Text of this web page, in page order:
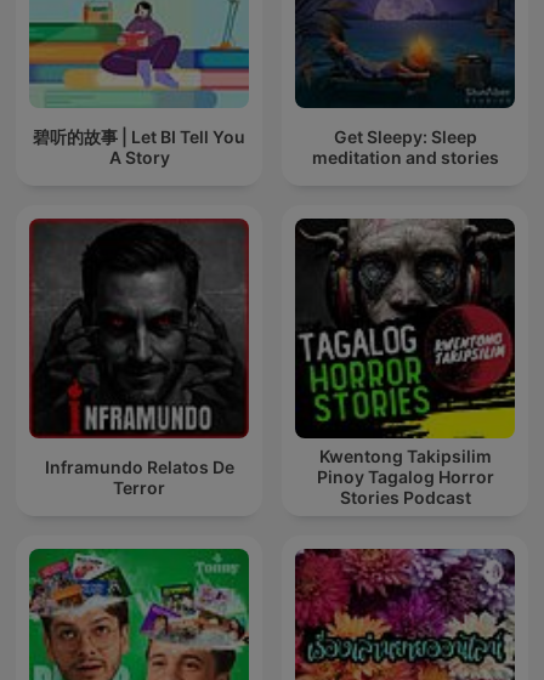
Get Sleepy: Sleep
meditation and stories
碧听的故事 | Let BI Tell You
A Story
Kwentong Takipsilim
Pinoy Tagalog Horror
Stories Podcast
Inframundo Relatos De
Terror